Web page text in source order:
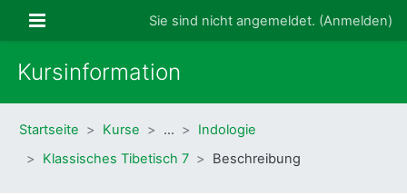
Website-ÜbersichtSie sind nicht angemeldet. (Anmelden)
Kursinformation
Startseite Kurse …
Indologie
Klassisches Tibetisch 7
Beschreibung